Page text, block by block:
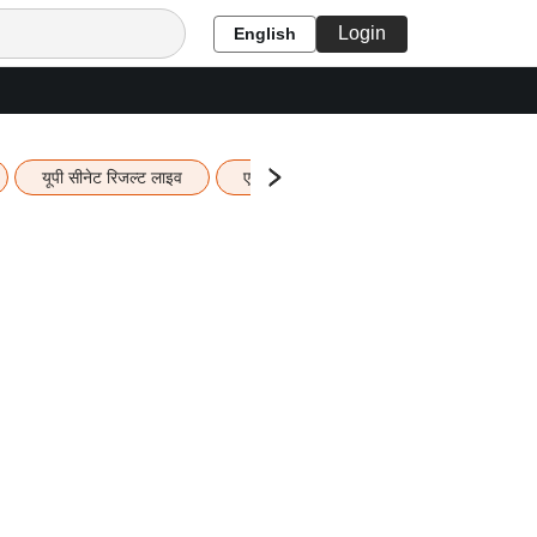
English Login
यूपी सीनेट रिजल्ट लाइव एचबीएसई 12वीं का रिजल्ट लाइव